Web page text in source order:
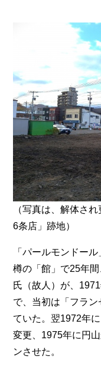
（写真は、解体さ
6条店」跡地）
「パールモンドー
樽の「館」で25年
氏（故人）が、
で、当初は「フラ
ていた。翌1972年
変更、1975年に円
ンさせた。